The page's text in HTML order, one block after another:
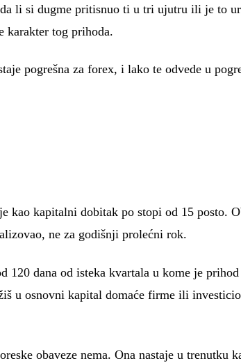
li si dugme pritisnuo ti u tri ujutru ili je to
karakter tog prihoda.
pogrešna za forex, i lako te odvede u
kapitalni dobitak po stopi od 15 posto.
ne za godišnji prolećni rok.
dana od isteka kvartala u kome je
u osnovni kapital domaće firme ili
obaveze nema. Ona nastaje u trenutku